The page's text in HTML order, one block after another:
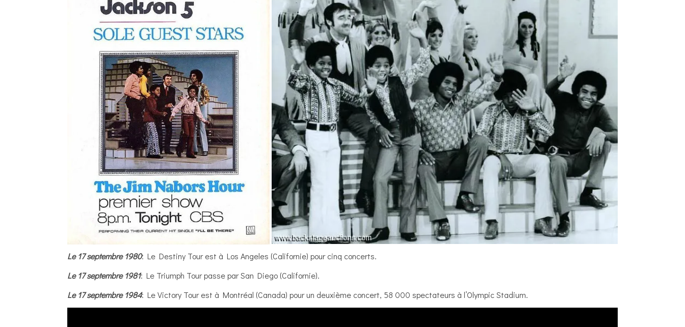
Le 17 septembre 1980: Le Destiny Tour est à Los Angeles (Californie) pour cinq concerts.
Le 17 septembre 1981: Le Triumph Tour passe par San Diego (Californie).
Le 17 septembre 1984: Le Victory Tour est à Montréal (Canada) pour un deuxième concert, 58 000 spectateurs à l’Olympic Stadium.